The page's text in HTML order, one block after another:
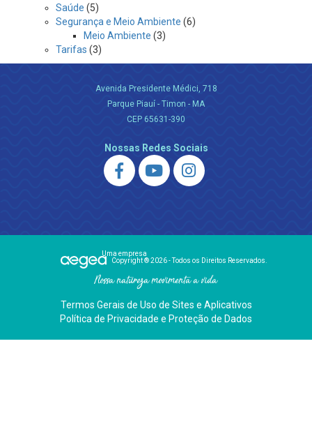
Saúde (5)
Segurança e Meio Ambiente (6)
Meio Ambiente (3)
Tarifas (3)
Avenida Presidente Médici, 718
Parque Piauí - Timon - MA
CEP 65631-390
Nossas Redes Sociais
Uma empresa
Copyright ® 2026 - Todos os Direitos Reservados.
Nossa natureza movimenta a vida
Termos Gerais de Uso de Sites e Aplicativos
Política de Privacidade e Proteção de Dados